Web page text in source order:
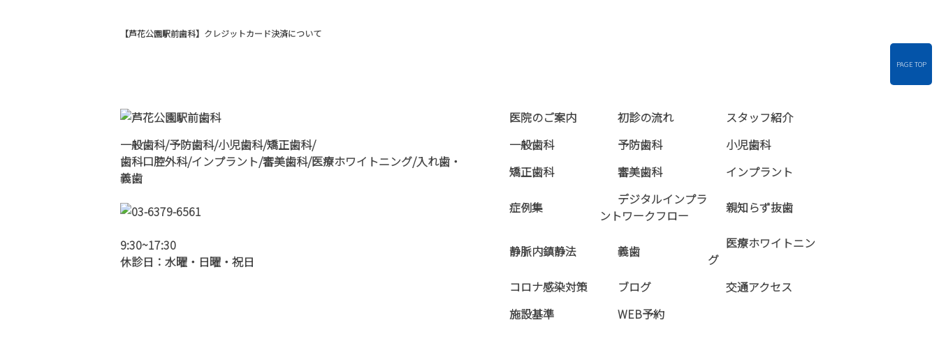
【芦花公園駅前歯科】クレジットカード決済について
一般歯科/予防歯科/小児歯科/矯正歯科/
歯科口腔外科/インプラント/審美歯科/医療ホワイトニング/入れ歯・
義歯
9:30~17:30
休診日：水曜・日曜・祝日
医院のご案内 初診の流れ
スタッフ紹介
一般歯科
予防歯科
小児歯科
矯正歯科
審美歯科 インプラント
症例集
デジタルインプラ
ントワークフロー 親知らず抜歯
静脈内鎮静法 義歯
医療ホワイトニン
グ
コロナ感染対策
ブログ
交通アクセス
施設基準
WEB予約
PAGE TOP